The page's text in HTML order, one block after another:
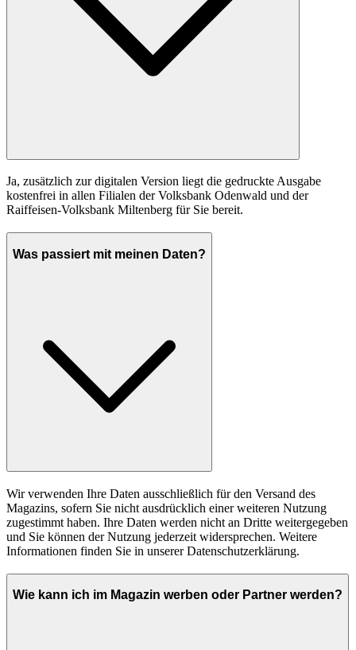
Ja, zusätzlich zur digitalen Version liegt die gedruckte Ausgabe
kostenfrei in allen Filialen der Volksbank Odenwald und der
Raiffeisen-Volksbank Miltenberg für Sie bereit.
Was passiert mit meinen Daten?
Wir verwenden Ihre Daten ausschließlich für den Versand des
Magazins, sofern Sie nicht ausdrücklich einer weiteren Nutzung
zugestimmt haben. Ihre Daten werden nicht an Dritte weitergegeben
und Sie können der Nutzung jederzeit widersprechen. Weitere
Informationen finden Sie in unserer Datenschutzerklärung.
Wie kann ich im Magazin werben oder Partner werden?